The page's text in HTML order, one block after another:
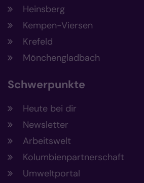
Heinsberg
Kempen-Viersen
Krefeld
Mönchengladbach
Schwerpunkte
Heute bei dir
Newsletter
Arbeitswelt
Kolumbienpartnerschaft
Umweltportal